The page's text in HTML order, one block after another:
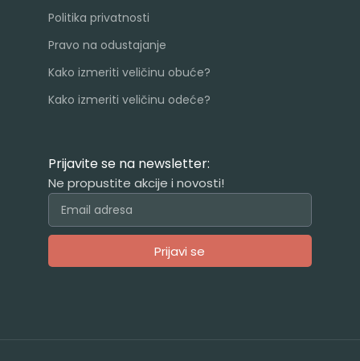
Politika privatnosti
Pravo na odustajanje
Kako izmeriti veličinu obuće?
Kako izmeriti veličinu odeće?
Prijavite se na newsletter:
Ne propustite akcije i novosti!
Prijavi se